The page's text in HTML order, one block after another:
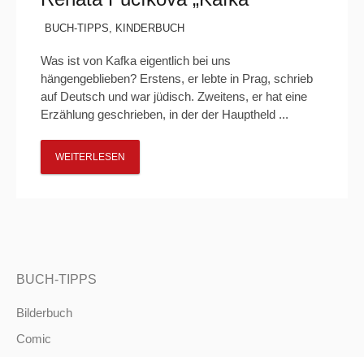
BUCH-TIPPS, KINDERBUCH
Was ist von Kafka eigentlich bei uns
hängengeblieben? Erstens, er lebte in Prag, schrieb
auf Deutsch und war jüdisch. Zweitens, er hat eine
Erzählung geschrieben, in der der Hauptheld ...
WEITERLESEN
BUCH-TIPPS
Bilderbuch
Comic